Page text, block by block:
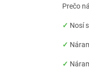
Prečo
✓ Nosí
✓
✓